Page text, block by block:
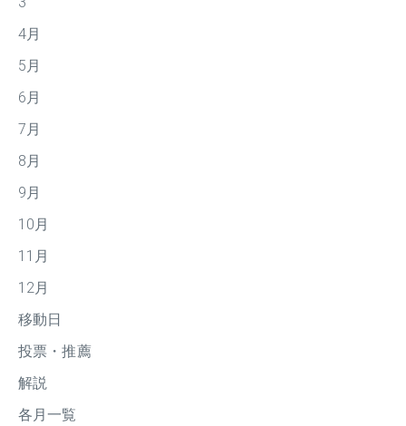
4月
5月
6月
7月
8月
9月
10月
11月
12月
移動日
投票・推薦
解説
各月一覧